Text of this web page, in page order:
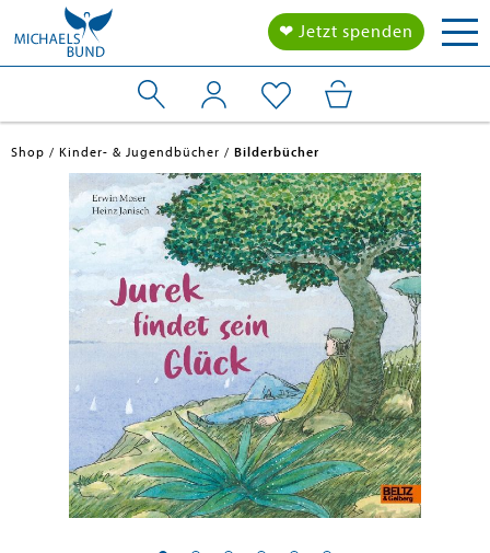
❤ Jetzt spenden
Shop Kinder- & Jugendbücher Bilderbücher